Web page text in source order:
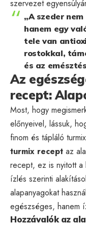
szervezet
„A szeder
hanem egy
tele van
rostokkal,
és az
Az
recept:
Most, hogy
előnyeivel, lássuk,
finom és tápláló
turmix recept az
recept, ez is nyitott a
ízlés szerinti
alapanyagokat
egészséges, hanem
Hozzávalók az